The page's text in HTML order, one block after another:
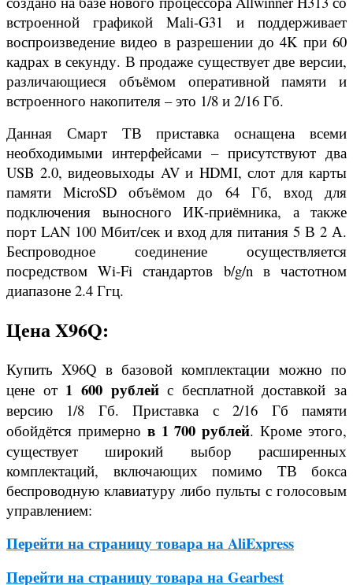
встроенной графикой Mali-G31 и поддерживает
воспроизведение видео в разрешении до 4K при 60
кадрах в секунду. В продаже существует две версии,
различающиеся объёмом оперативной памяти и
встроенного накопителя – это 1/8 и 2/16 Гб.
Данная Смарт ТВ приставка оснащена всеми
необходимыми интерфейсами – присутствуют два
USB 2.0, видеовыходы AV и HDMI, слот для карты
памяти MicroSD объёмом до 64 Гб, вход для
подключения выносного ИК-приёмника, а также
порт LAN 100 Мбит/сек и вход для питания 5 В 2 А.
Беспроводное соединение осуществляется
посредством Wi-Fi стандартов b/g/n в частотном
диапазоне 2.4 Ггц.
Цена X96Q:
Купить X96Q в базовой комплектации можно по
цене от1 600 рублейс бесплатной доставкой за
версию 1/8 Гб. Приставка с 2/16 Гб памяти
обойдётся примерно в 1 700 рублей. Кроме этого,
существует широкий выбор расширенных
комплектаций, включающих помимо ТВ бокса
беспроводную клавиатуру либо пульты с голосовым
управлением:
Перейти на страницу товара на AliExpress
Перейти на страницу товара на Gearbest